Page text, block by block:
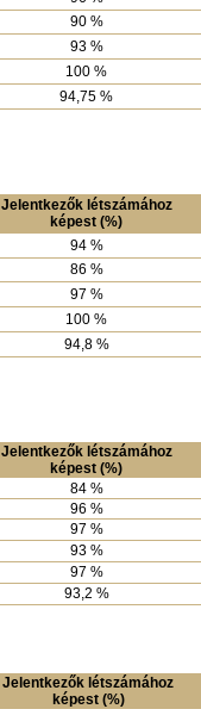
90 %
93 %
100 %
94,75 %
Jelentkezők létszámához
képest (%)
94 %
86 %
97 %
100 %
94,8 %
Jelentkezők létszámához
képest (%)
84 %
96 %
97 %
93 %
97 %
93,2 %
Jelentkezők létszámához
képest (%)